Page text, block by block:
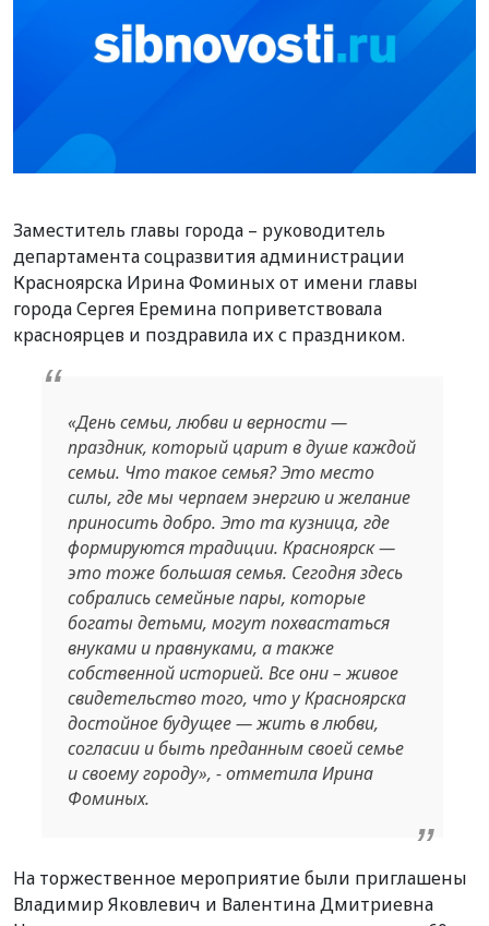
Заместитель главы города – руководитель
департамента соцразвития администрации
Красноярска Ирина Фоминых от имени главы
города Сергея Еремина поприветствовала
красноярцев и поздравила их с праздником.
«День семьи, любви и верности —
праздник, который царит в душе каждой
семьи. Что такое семья? Это место
силы, где мы черпаем энергию и желание
приносить добро. Это та кузница, где
формируются традиции. Красноярск —
это тоже большая семья. Сегодня здесь
собрались семейные пары, которые
богаты детьми, могут похвастаться
внуками и правнуками, а также
собственной историей. Все они – живое
свидетельство того, что у Красноярска
достойное будущее — жить в любви,
согласии и быть преданным своей семье
и своему городу», - отметила Ирина
Фоминых.
На торжественное мероприятие были приглашены
Владимир Яковлевич и Валентина Дмитриевна